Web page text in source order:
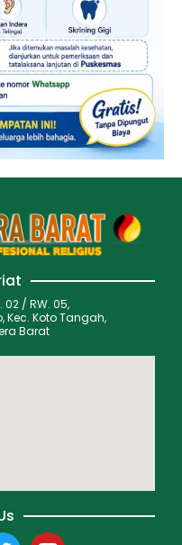
02 / RW. 05,
Kec. Koto Tangah,
Barat